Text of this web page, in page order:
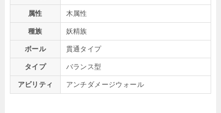
属性 木属性
種族 妖精族
ボール 貫通タイプ
タイプ バランス型
アビリティ アンチダメージウォール